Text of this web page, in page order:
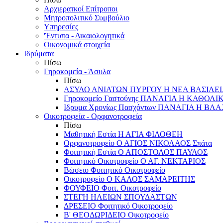
Αρχιερατκοί Επίτροποι
Μητροπολιτικό Συμβούλιο
Υπηρεσίες
'Έντυπα - Δικαιολογητικά
Οικονομικά στοιχεία
Ιδρύματα
Πίσω
Γηροκομεία - Άσυλα
Πίσω
ΑΣΥΛΟ ΑΝΙΑΤΩΝ ΠΥΡΓΟΥ Η ΝΕΑ
Γηροκομείο Γαστούνης ΠΑΝΑΓΙΑ Η
Ιδρυμα Χρονίως Πασχόντων ΠΑΝΑΓΙΑ Η
Οικοτροφεία - Ορφανοτροφεία
Πίσω
Μαθητική Εστία Η ΑΓΙΑ ΦΙΛΟΘΕΗ
Ορφανοτροφείο Ο ΑΓΙΟΣ ΝΙΚΟΛΑΟΣ Σπάτα
Φοιτητική Εστία Ο ΑΠΟΣΤΟΛΟΣ ΠΑΥΛΟΣ
Φοιτητικό Οικοτροφείο Ο ΑΓ. ΝΕΚΤΑΡΙΟΣ
Βώσειο Φοιτητικό Οικοτροφείο
Οικοτροφείο Ο ΚΑΛΟΣ ΣΑΜΑΡΕΙΤΗΣ
ΦΟΥΦΕΙΟ Φοιτ. Οικοτροφείο
ΣΤΕΓΗ ΗΛΕΙΩΝ ΣΠΟΥΔΑΣΤΩΝ
ΔΡΕΣΕΙΟ Φοιτητικό Οικοτροφείο
Β' ΘΕΟΔΩΡΙΔΕΙΟ Οικοτροφείο